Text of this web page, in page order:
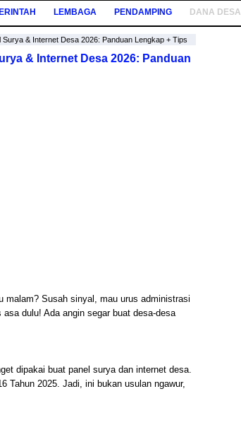
LEMBAGA PENDAMPING DANA DESA
& Internet Desa 2026: Panduan Lengkap + Tips
& Internet Desa 2026: Panduan
malam? Susah sinyal, mau urus administrasi
dulu! Ada angin segar buat desa-desa
dipakai buat panel surya dan internet desa.
Tahun 2025. Jadi, ini bukan usulan ngawur,